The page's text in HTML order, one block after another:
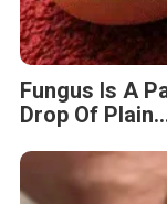
Fungus Is A
Drop Of